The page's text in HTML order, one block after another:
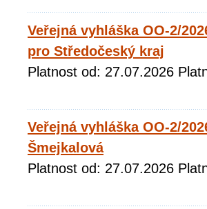
Veřejná vyhláška OO-2/
pro Středočeský kraj
Platnost od: 27.07.2026
Veřejná vyhláška OO-2/
Šmejkalová
Platnost od: 27.07.2026